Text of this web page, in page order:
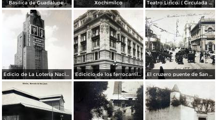
Basilica de Guadalupe. Xochimilco Teatro Lirico. ( Circulada el 1 de Agosto de 1926 ).
Edicio de La Loteria Nacional Ciudad de México Abril de 1964 Edicicio de los ferrocarriles. El cruzero puente de San Francisco y Guardiola por el fotografo Felix Miret.